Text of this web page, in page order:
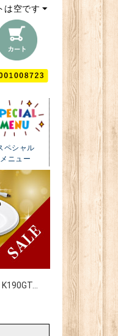
は空です
ペシャル
メニュー